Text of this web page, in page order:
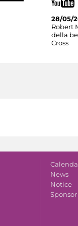
28/05/
Robert
della
Cross
News
Notice
Sponsor